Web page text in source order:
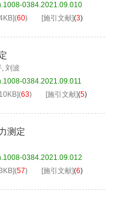
0384.2021.09.010
](60) [施引文献](3)
, 刘波
0384.2021.09.011
](63) [施引文献](5)
测定
0384.2021.09.012
](57) [施引文献](6)